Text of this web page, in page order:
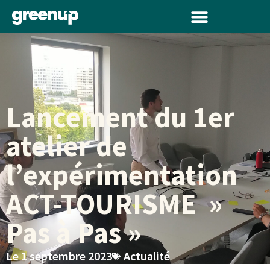
Lancement du 1er
atelier de
l’expérimentation
ACT-TOURISME »
Pas à Pas »
Le1 septembre 2023 Actualité